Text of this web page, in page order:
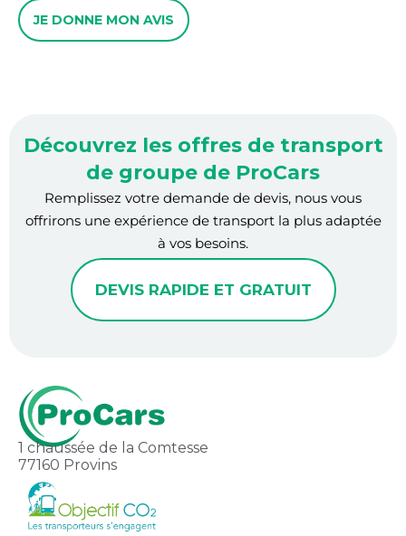
JE DONNE MON AVIS
Découvrez les offres de transport
de groupe de ProCars
Remplissez votre demande de devis, nous vous
offrirons une expérience de transport la plus adaptée
à vos besoins.
DEVIS RAPIDE ET GRATUIT
1 chaussée de la Comtesse
77160 Provins